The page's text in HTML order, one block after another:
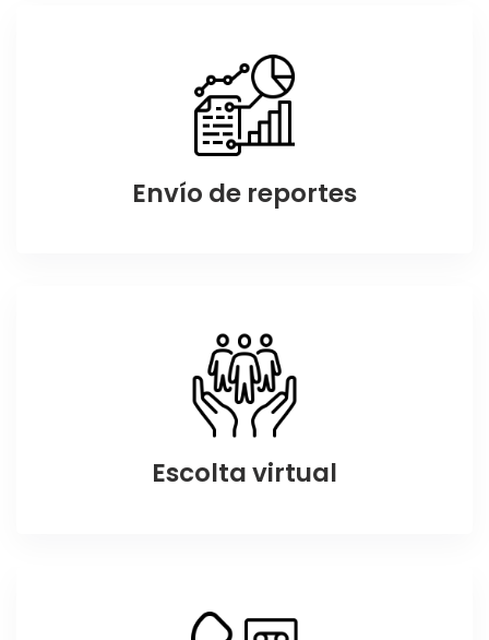
Envío de reportes
Escolta virtual